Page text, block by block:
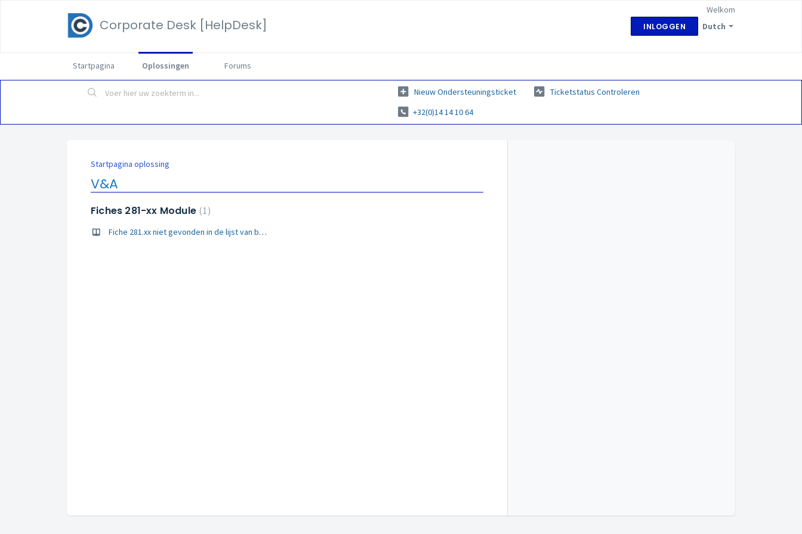
Corporate Desk [HelpDesk] Dutch
Welkom
INLOGGEN
Startpagina Oplossingen Forums
Nieuw Ondersteuningsticket
Ticketstatus Controleren
+32(0)14 14 10 64
Startpagina oplossing
V&A
Fiches 281-xx Module 1
Fiche 281.xx niet gevonden in de lijst van beschikbare 281.xx Fiches